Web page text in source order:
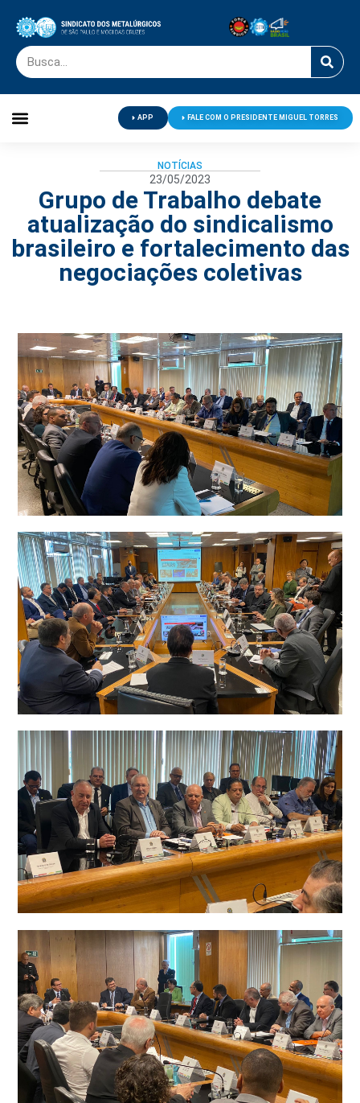
APP FALE COM O PRESIDENTE MIGUEL TORRES
NOTÍCIAS
23/05/2023
Grupo de Trabalho debate
atualização do sindicalismo
brasileiro e fortalecimento das
negociações coletivas